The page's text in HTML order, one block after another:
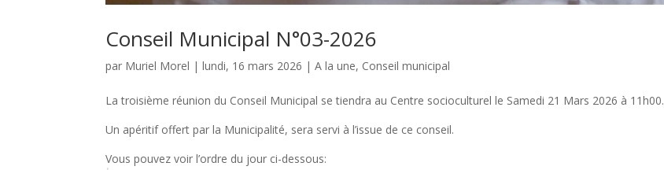
Conseil Municipal N°03-2026
par Muriel Morel |lundi, 16 mars 2026 |A la une, Conseil municipal
La troisième réunion du Conseil Municipal se tiendra au Centre socioculturel le Samedi 21 Mars 2026 à 11h00.
Un apéritif offert par la Municipalité, sera servi à l’issue de ce conseil.
Vous pouvez voir l’ordre du jour ci-dessous: